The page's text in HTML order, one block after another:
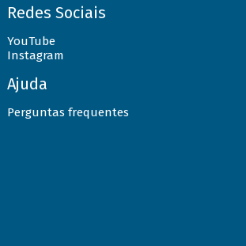
Redes Sociais
YouTube
Instagram
Ajuda
Perguntas frequentes